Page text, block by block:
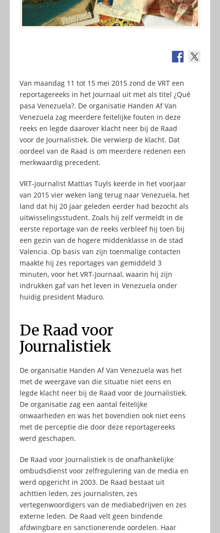
Van maandag 11 tot 15 mei 2015 zond de VRT een
reportagereeks in het Journaal uit met als titel ¿Qué
pasa Venezuela?. De organisatie Handen Af Van
Venezuela zag meerdere feitelijke fouten in deze
reeks en legde daarover klacht neer bij de Raad
voor de Journalistiek. Die verwierp de klacht. Dat
oordeel van de Raad is om meerdere redenen een
merkwaardig precedent.
VRT-journalist Mattias Tuyls keerde in het voorjaar
van 2015 vier weken lang terug naar Venezuela, het
land dat hij 20 jaar geleden eerder had bezocht als
uitwisselingsstudent. Zoals hij zelf vermeldt in de
eerste reportage van de reeks verbleef hij toen bij
een gezin van de hogere middenklasse in de stad
Valencia. Op basis van zijn toenmalige contacten
maakte hij zes reportages van gemiddeld 3
minuten, voor het VRT-Journaal, waarin hij zijn
indrukken gaf van het leven in Venezuela onder
huidig president Maduro.
De Raad voor
Journalistiek
De organisatie Handen Af Van Venezuela was het
met de weergave van die situatie niet eens en
legde klacht neer bij de Raad voor de Journalistiek.
De organisatie zag een aantal feitelijke
onwaarheden en was het bovendien ook niet eens
met de perceptie die door deze reportagereeks
werd geschapen.
De Raad voor Journalistiek is de onafhankelijke
ombudsdienst voor zelfregulering van de media en
werd opgericht in 2003. De Raad bestaat uit
achttien leden, zes journalisten, zes
vertegenwoordigers van de mediabedrijven en zes
externe leden. De Raad velt geen bindende
afdwingbare en sanctionerende oordelen. Haar